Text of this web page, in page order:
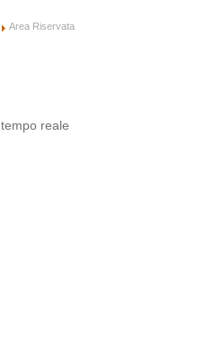
Area Riservata
reale